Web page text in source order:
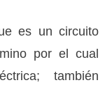
es un circuito
por el cual
también